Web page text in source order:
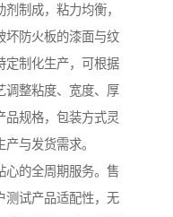
制成，粘力均衡，
坏防火板的漆面与纹
定制化生产，可根据
调整粘度、宽度、厚
品规格，包装方式灵
与发货需求。
心的全周期服务。售
测试产品适配性，无